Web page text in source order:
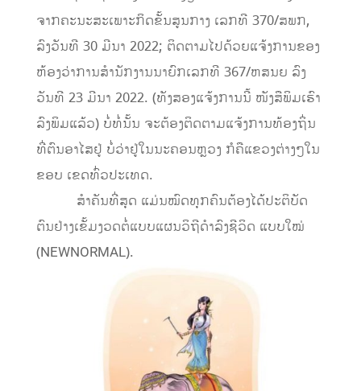
ຈາກຄະນະສະເພາະກິດຂັ້ນສູນກາງ ເລກທີ 370/ສພກ,
ລົງວັນທີ 30 ມີນາ 2022; ຕິດຕາມໄປດ້ວຍແຈ້ງການຂອງ
ຫ້ອງວ່າການສຳນັກງານນາຍົກເລກທີ 367/ຫສນຍ ລົງ
ວັນທີ 23 ມີນາ 2022. (ທັງສອງແຈ້ງການນີ້ ໜັງສືພິມເຮົາ
ລົງພິມແລ້ວ) ບໍ່ທໍ່ນັ້ນ ຈະຕ້ອງຕິດຕາມແຈ້ງການທ້ອງຖິ່ນ
ທີ່ຕົນອາໄສຢູ່ ບໍ່ວ່າຢູ່ໃນນະຄອນຫຼວງ ກໍຄືແຂວງຕ່າງໆໃນ
ຂອບ ເຂດທົ່ວປະເທດ.
​ ສຳຄັນທີ່ສຸດ ແມ່ນໝົດທຸກຄົນຕ້ອງໄດ້ປະຕິບັດ
ຕົນຢ່າງເຂັ້ມງວດຕໍ່ແບບແຜນວິຖີດຳລົງຊີວິດ ແບບໃໝ່
(NEWNORMAL).